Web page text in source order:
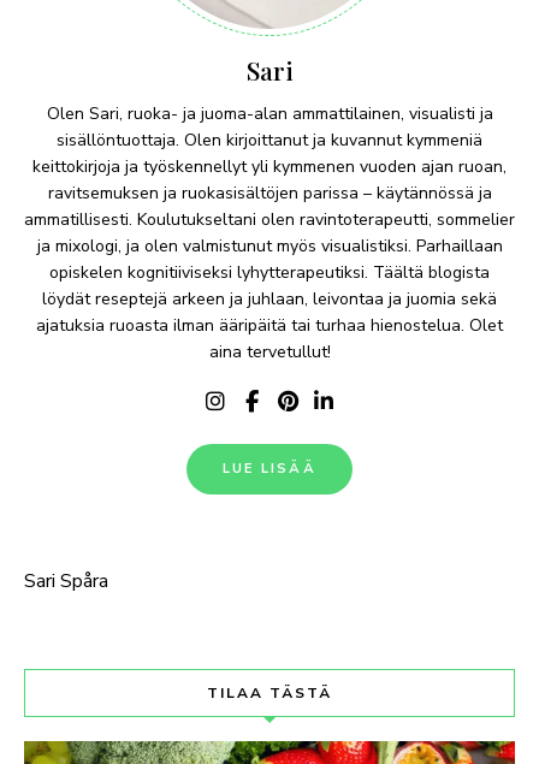
Sari
Olen Sari, ruoka- ja juoma-alan ammattilainen, visualisti ja
sisällöntuottaja. Olen kirjoittanut ja kuvannut kymmeniä
keittokirjoja ja työskennellyt yli kymmenen vuoden ajan ruoan,
ravitsemuksen ja ruokasisältöjen parissa – käytännössä ja
ammatillisesti. Koulutukseltani olen ravintoterapeutti, sommelier
ja mixologi, ja olen valmistunut myös visualistiksi. Parhaillaan
opiskelen kognitiiviseksi lyhytterapeutiksi. Täältä blogista
löydät reseptejä arkeen ja juhlaan, leivontaa ja juomia sekä
ajatuksia ruoasta ilman ääripäitä tai turhaa hienostelua. Olet
aina tervetullut!
LUE LISÄÄ
Sari Spåra
TILAA TÄSTÄ